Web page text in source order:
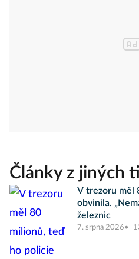
Články z jiných
V trezoru měl
obvinila.
železnic
7. srpna 2026